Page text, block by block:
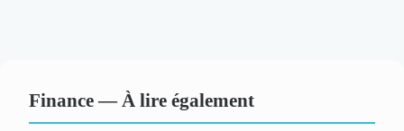
Finance — À lire également